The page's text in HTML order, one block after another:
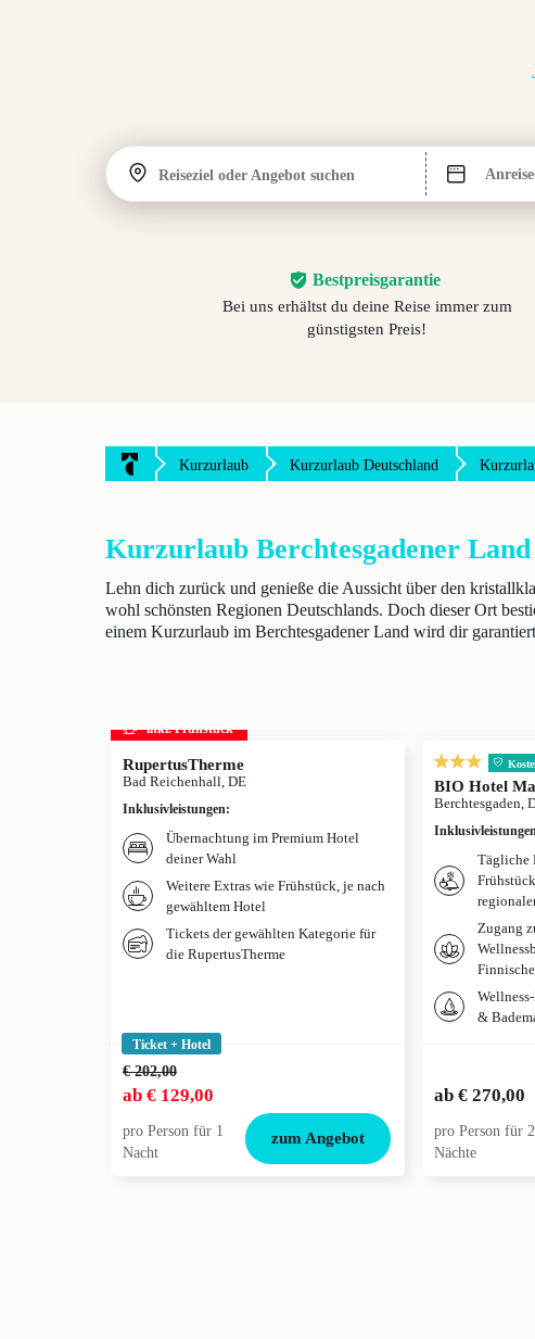
Reiseziel oder Angebot suchen
Bestpreisgarantie
Bei uns erhältst du deine Reise immer zum
günstigsten Preis!
Kurzurlaub Kurzurlaub Deutschland
Kurzurlaub Berchtesgadener Land
Lehn dich zurück und genieße die Aussicht über den
wohl schönsten Regionen Deutschlands. Doch dieser Ort
einem Kurzurlaub im Berchtesgadener Land wird dir
inkl. Frühstück
RupertusTherme
Bad Reichenhall, DE
Inklusivleistungen:
Übernachtung im Premium Hotel
deiner Wahl
Weitere Extras wie Frühstück, je nach
gewähltem Hotel
Tickets der gewählten Kategorie für
die RupertusTherme
Ticket + Hotel
€ 202,00
ab € 129,00
pro Person für 1
Nacht
zum Angebot
BIO Hotel
Berchtesgaden,
Tägliche
Zugang
&
ab € 270,00
pro Person für 2
Nächte